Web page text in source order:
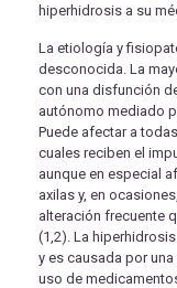
hiperhidrosis a su
La etiología y
desconocida. La
con una disfunción
autónomo mediado
Puede afectar a
cuales reciben el
aunque en especial
axilas y, en
alteración frecuente
(1,2). La
y es causada por
uso de